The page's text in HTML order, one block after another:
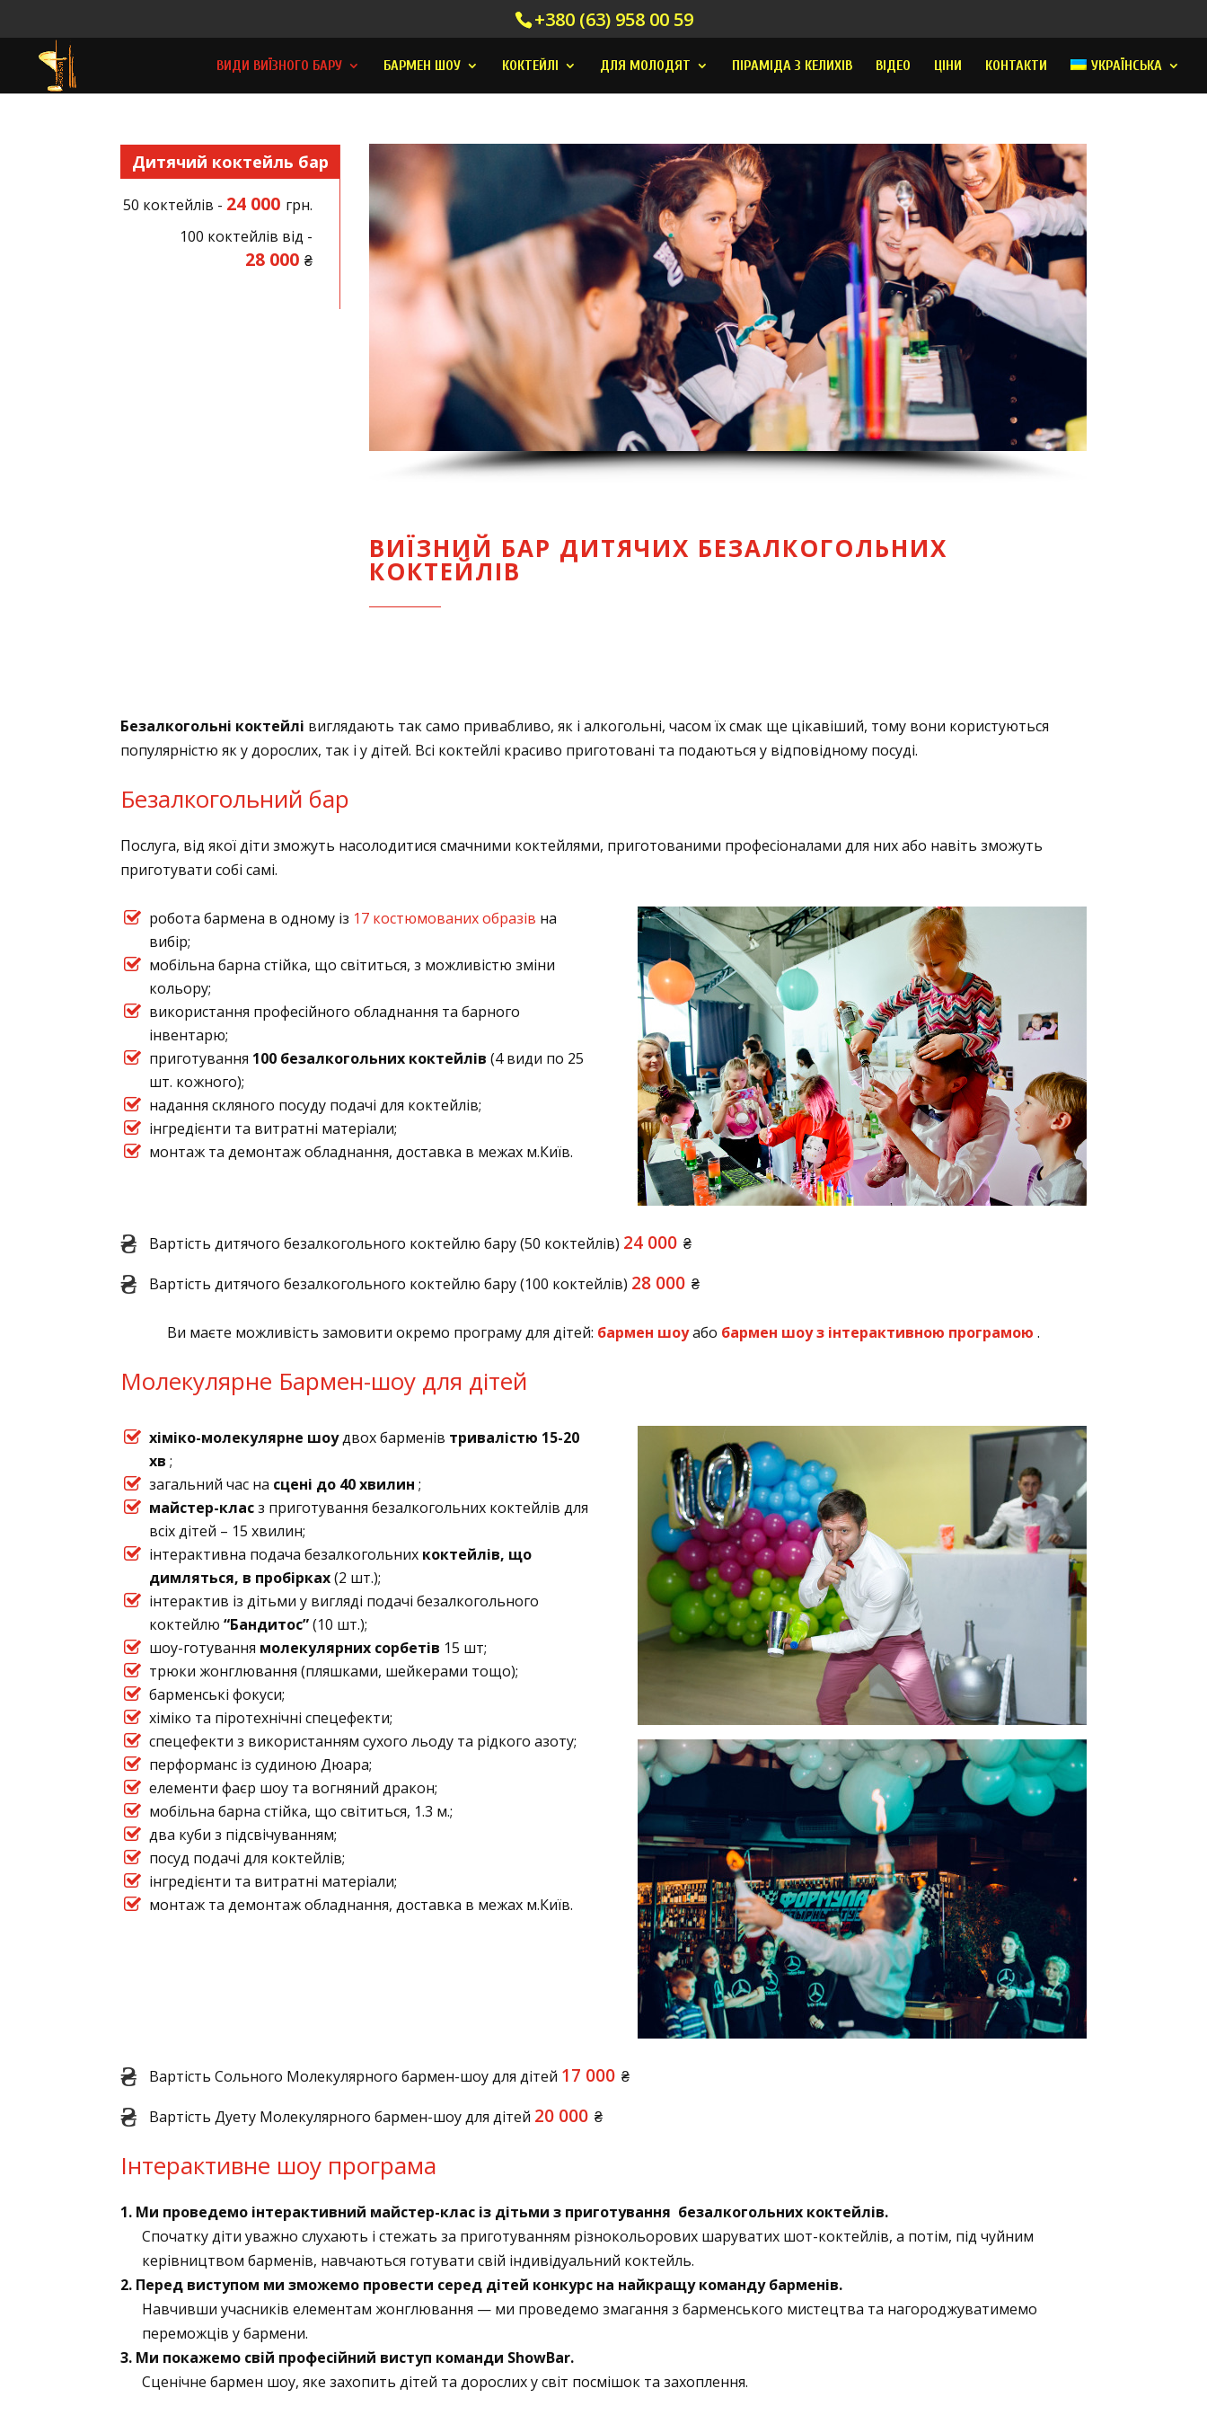
+380 (63) 958 00 59
ВИДИ ВИЇЗНОГО БАРУ БАРМЕН ШОУ КОКТЕЙЛI ДЛЯ МОЛОДЯТ ПІРАМІДА З КЕЛИХІВ ВІДЕО ЦІНИ КОНТАКТИ УКРАЇНСЬКА
Дитячий коктейль бар
50 коктейлів - 24 000 грн.
100 коктейлів від -
28 000 ₴
ВИЇЗНИЙ БАР ДИТЯЧИХ БЕЗАЛКОГОЛЬНИХ
КОКТЕЙЛІВ
Безалкогольні коктейлі виглядають так само привабливо, як і алкогольні, часом їх смак ще цікавіший, тому вони користуються
популярністю як у дорослих, так і у дітей. Всі коктейлі красиво приготовані та подаються у відповідному посуді.
Безалкогольний бар
Послуга, від якої діти зможуть насолодитися смачними коктейлями, приготованими професіоналами для них або навіть зможуть
приготувати собі самі.
робота бармена в одному із 17 костюмованих образів на
вибір;
мобільна барна стійка, що світиться, з можливістю зміни
кольору;
використання професійного обладнання та барного
інвентарю;
приготування 100 безалкогольних коктейлів (4 види по 25
шт. кожного);
надання скляного посуду подачі для коктейлів;
інгредієнти та витратні матеріали;
монтаж та демонтаж обладнання, доставка в межах м.Київ.
Вартість дитячого безалкогольного коктейлю бару (50 коктейлів) 24 000 ₴
Вартість дитячого безалкогольного коктейлю бару (100 коктейлів) 28 000 ₴
Ви маєте можливість замовити окремо програму для дітей: бармен шоуабо бармен шоу з інтерактивною програмою .
Молекулярне Бармен-шоу для дітей
хіміко-молекулярне шоудвох барменів тривалістю 15-20
хв ;
загальний час на сцені до 40 хвилин ;
майстер-класз приготування безалкогольних коктейлів для
всіх дітей – 15 хвилин;
інтерактивна подача безалкогольних коктейлів, що
димляться, в пробірках(2 шт.);
інтерактив із дітьми у вигляді подачі безалкогольного
коктейлю“Бандитос”(10 шт.);
шоу-готування молекулярних сорбетів 15 шт;
трюки жонглювання (пляшками, шейкерами тощо);
барменські фокуси;
хіміко та піротехнічні спецефекти;
спецефекти з використанням сухого льоду та рідкого азоту;
перформанс із судиною Дюара;
елементи фаєр шоу та вогняний дракон;
мобільна барна стійка, що світиться, 1.3 м.;
два куби з підсвічуванням;
посуд подачі для коктейлів;
інгредієнти та витратні матеріали;
монтаж та демонтаж обладнання, доставка в межах м.Київ.
Вартість Сольного Молекулярного бармен-шоу для дітей 17 000 ₴
Вартість Дуету Молекулярного бармен-шоу для дітей 20 000 ₴
Інтерактивне шоу програма
1. Ми проведемо інтерактивний майстер-клас із дітьми з приготування безалкогольних коктейлів.
Спочатку діти уважно слухають і стежать за приготуванням різнокольорових шаруватих шот-коктейлів, а потім, під чуйним
керівництвом барменів, навчаються готувати свій індивідуальний коктейль.
2. Перед виступом ми зможемо провести серед дітей конкурс на найкращу команду барменів.
Навчивши учасників елементам жонглювання — ми проведемо змагання з барменського мистецтва та нагороджуватимемо
переможців у бармени.
3. Ми покажемо свій професійний виступ команди ShowBar.
Cценічне бармен шоу, яке захопить дітей та дорослих у світ посмішок та захоплення.